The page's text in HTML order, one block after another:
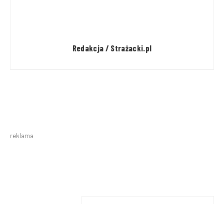
Redakcja / Strażacki.pl
reklama